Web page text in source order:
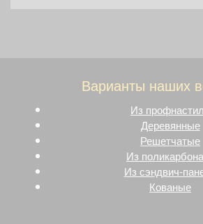
Варианты наших
Из
Деревянные
Решетчатые
Из
Из сэндвич-
Кованые